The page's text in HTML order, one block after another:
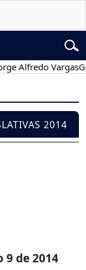
Alfredo Vargas
2014
9 de 2014